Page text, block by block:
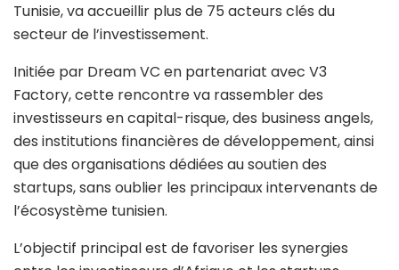
Tunisie, va accueillir plus de 75 acteurs clés du
secteur de l’investissement.
Initiée par Dream VC en partenariat avec V3
Factory, cette rencontre va rassembler des
investisseurs en capital-risque, des business angels,
des institutions financières de développement, ainsi
que des organisations dédiées au soutien des
startups, sans oublier les principaux intervenants de
l’écosystème tunisien.
L’objectif principal est de favoriser les synergies